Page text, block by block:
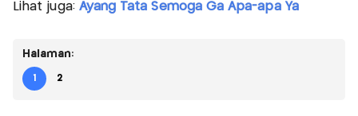
Lihat juga: Ayang Tata Semoga Ga Apa-apa Ya
Halaman:
1 2